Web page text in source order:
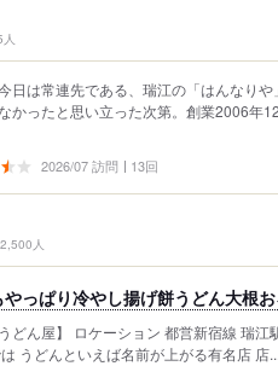
日は常連先である、瑞江の「はんなり
かったと思い立った次第。創業2006年
2026/07 訪問 13回
人
やっぱり冷やし揚げ餅うどん大根
どん屋】 ロケーション 都営新宿線 瑞
うどんといえば名前が上がる有名店 店...